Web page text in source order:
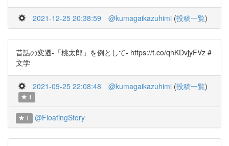
2021-12-25 20:38:59 @kumagaikazuhimi (投稿一覧)
昔話の変遷-「桃太郎」を例として- https://t.co/qhKDvjyFVz #
文学
2021-09-25 22:08:48 @kumagaikazuhimi (投稿一覧)
1
1 @FloatingStory